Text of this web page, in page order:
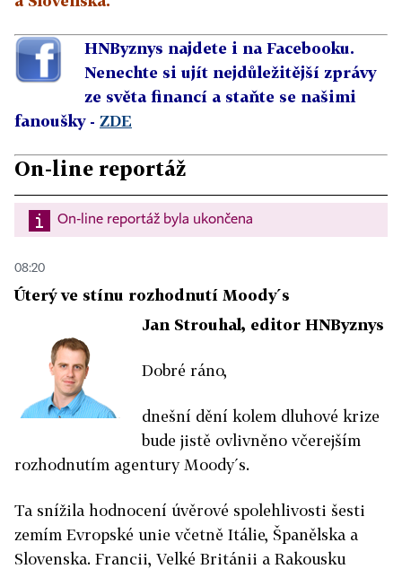
HNByznys najdete i na Facebooku.
Nenechte si ujít nejdůležitější zprávy
ze světa financí a staňte se našimi
fanoušky - ZDE
On-line reportáž
On-line reportáž byla ukončena
08:20
Úterý ve stínu rozhodnutí Moody´s
Jan Strouhal, editor HNByznys
Dobré ráno,
dnešní dění kolem dluhové krize
bude jistě ovlivněno včerejším
rozhodnutím agentury Moody´s.
Ta snížila hodnocení úvěrové spolehlivosti šesti
zemím Evropské unie včetně Itálie, Španělska a
Slovenska. Francii, Velké Británii a Rakousku